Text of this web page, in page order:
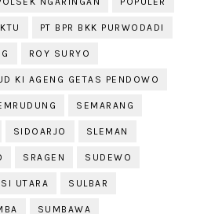
PT BPR BKK PURWODADI
ROY SURYO
KI AGENG GETAS PENDOWO
SEMARANG
SIDOARJO SLEMAN
SRAGEN SUDEWO
UTARA SULBAR
SUMBAWA